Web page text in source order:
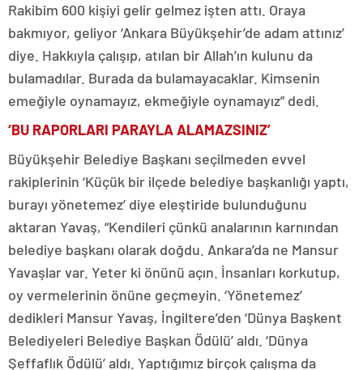
Rakibim 600 kişiyi gelir gelmez işten attı. Oraya
bakmıyor, geliyor ‘Ankara Büyükşehir’de adam attınız’
diye. Hakkıyla çalışıp, atılan bir Allah’ın kulunu da
bulamadılar. Burada da bulamayacaklar. Kimsenin
emeğiyle oynamayız, ekmeğiyle oynamayız” dedi.
‘BU RAPORLARI PARAYLA ALAMAZSINIZ’
Büyükşehir Belediye Başkanı seçilmeden evvel
rakiplerinin ‘Küçük bir ilçede belediye başkanlığı yaptı,
burayı yönetemez’ diye eleştiride bulunduğunu
aktaran Yavaş, “Kendileri çünkü analarının karnından
belediye başkanı olarak doğdu. Ankara’da ne Mansur
Yavaşlar var. Yeter ki önünü açın. İnsanları korkutup,
oy vermelerinin önüne geçmeyin. ‘Yönetemez’
dedikleri Mansur Yavaş, İngiltere’den ‘Dünya Başkent
Belediyeleri Belediye Başkan Ödülü’ aldı. ‘Dünya
Şeffaflık Ödülü’ aldı. Yaptığımız birçok çalışma da